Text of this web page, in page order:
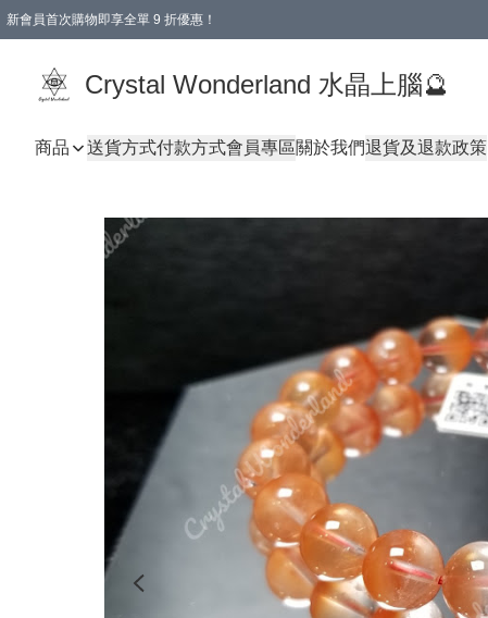
新會員首次購物即享全單 9 折優惠！
Crystal Wonderland 水晶上腦🔮
商品 送貨方式付款方式會員專區關於我們退貨及退款政策